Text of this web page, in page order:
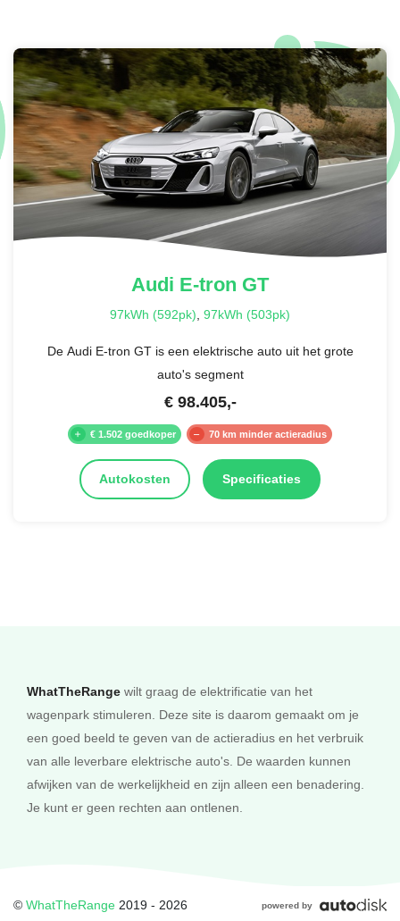
€ 8.894,-
MANUFAKTUR hoofdkussen met geborduurde Mercedes - Benz
ster
€ 0,-
EXCLUSIEF NAPPA LEDER PAKKET
529A - Nappa leder | nevagrijs/Biskajeblauw + 561 - Design,
lichtgevende gordelsloten voor- en achteraan
Audi E-tron GT
97kWh (592pk), 97kWh (503pk)
De Audi E-tron GT is een elektrische auto uit het grote
auto's segment
€ 98.405,-
€ 1.502 goedkoper 70 km minder actieradius
Autokosten Specificaties
WhatTheRange wilt graag de elektrificatie van het
wagenpark stimuleren. Deze site is daarom gemaakt om je
een goed beeld te geven van de actieradius en het verbruik
van alle leverbare elektrische auto's. De waarden kunnen
afwijken van de werkelijkheid en zijn alleen een benadering.
Je kunt er geen rechten aan ontlenen.
© WhatTheRange 2019 - 2026 powered by